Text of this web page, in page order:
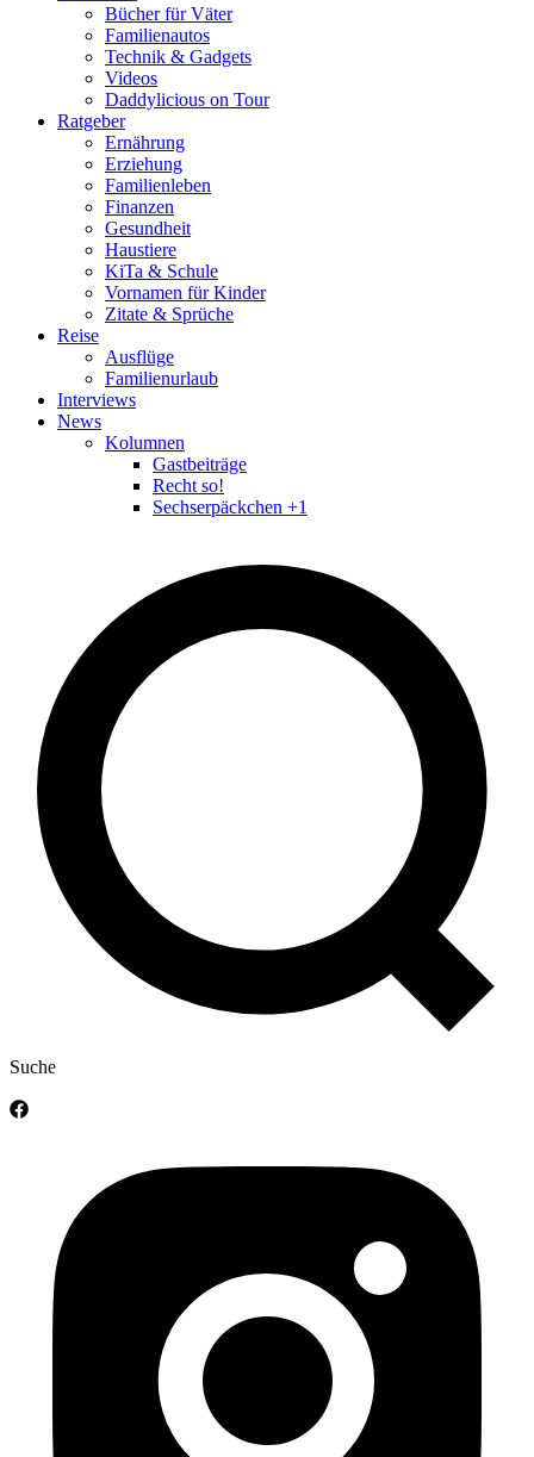
Bücher für Väter
Familienautos
Technik & Gadgets
Videos
Daddylicious on Tour
Ratgeber
Ernährung
Erziehung
Familienleben
Finanzen
Gesundheit
Haustiere
KiTa & Schule
Vornamen für Kinder
Zitate & Sprüche
Reise
Ausflüge
Familienurlaub
Interviews
News
Kolumnen
Gastbeiträge
Recht so!
Sechserpäckchen +1
Suche